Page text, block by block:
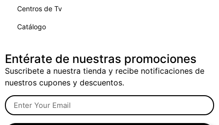
Centros de Tv
Catálogo
Entérate de nuestras promociones
Suscribete a nuestra tienda y recibe notificaciones de
nuestros cupones y descuentos.